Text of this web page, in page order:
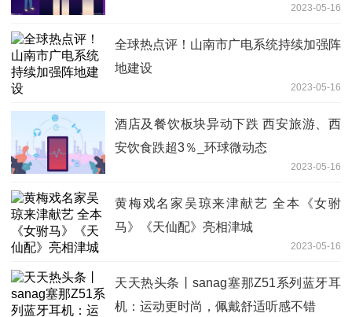
2023-05-16
全球热点评！山南市广电系统持续加强阵
地建设
2023-05-16
酒店及餐饮板块异动下跌 西安旅游、西
安饮食跌超3％_环球微动态
2023-05-16
黄梅戏名家吴琼来津献艺 全本《女驸
马》《天仙配》亮相津城
2023-05-16
天天热头条丨sanag塞那Z51系列蓝牙耳
机：运动更时尚，佩戴舒适听感不错